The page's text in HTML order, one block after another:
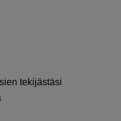
tekijästäsi